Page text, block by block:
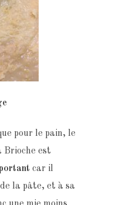
pour le pain, le
Brioche est
car il
la pâte, et à sa